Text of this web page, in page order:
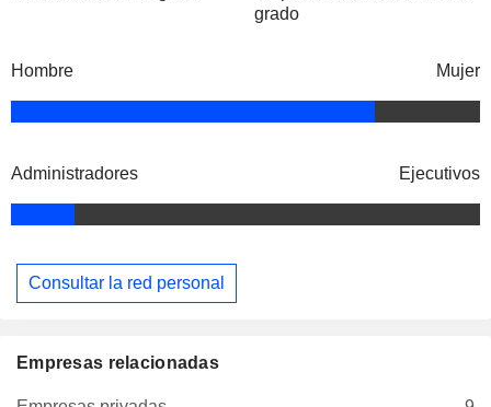
grado
Hombre Mujer
Administradores Ejecutivos
Consultar la red personal
Empresas relacionadas